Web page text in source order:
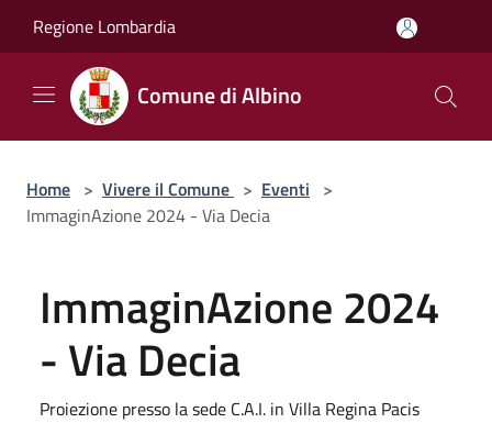
Regione Lombardia
Comune di Albino
Home > Vivere il Comune > Eventi >
ImmaginAzione 2024 - Via Decia
ImmaginAzione 2024
- Via Decia
Proiezione presso la sede C.A.I. in Villa Regina Pacis